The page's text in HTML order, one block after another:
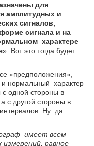
для
амплитудных и
сигналов,
сигнала и на
характере
». Вот это тогда будет
«предположения»,
и нормальный характер
одной стороны в
с другой стороны в
Ну да
имеет всем
равное